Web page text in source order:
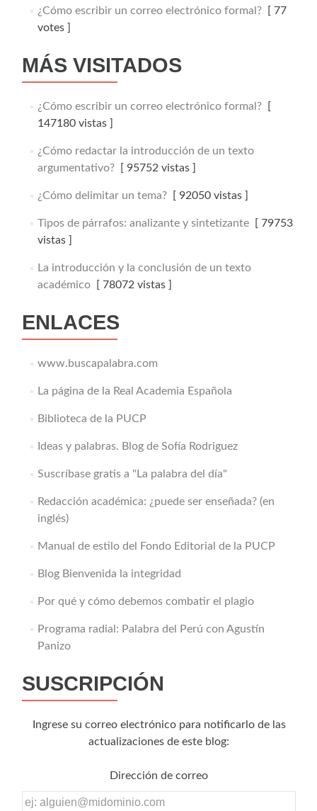
¿Cómo escribir un correo electrónico formal?[ 77
votes ]
MÁS VISITADOS
¿Cómo escribir un correo electrónico formal?[
147180 vistas ]
¿Cómo redactar la introducción de un texto
argumentativo?[ 95752 vistas ]
¿Cómo delimitar un tema?[ 92050 vistas ]
Tipos de párrafos: analizante y sintetizante[ 79753
vistas ]
La introducción y la conclusión de un texto
académico[ 78072 vistas ]
ENLACES
www.buscapalabra.com
La página de la Real Academia Española
Biblioteca de la PUCP
Ideas y palabras. Blog de Sofía Rodriguez
Suscríbase gratis a "La palabra del día"
Redacción académica: ¿puede ser enseñada? (en
inglés)
Manual de estilo del Fondo Editorial de la PUCP
Blog Bienvenida la integridad
Por qué y cómo debemos combatir el plagio
Programa radial: Palabra del Perú con Agustín
Panizo
SUSCRIPCIÓN
Ingrese su correo electrónico para notificarlo de las
actualizaciones de este blog:
Dirección de correo
Dirección